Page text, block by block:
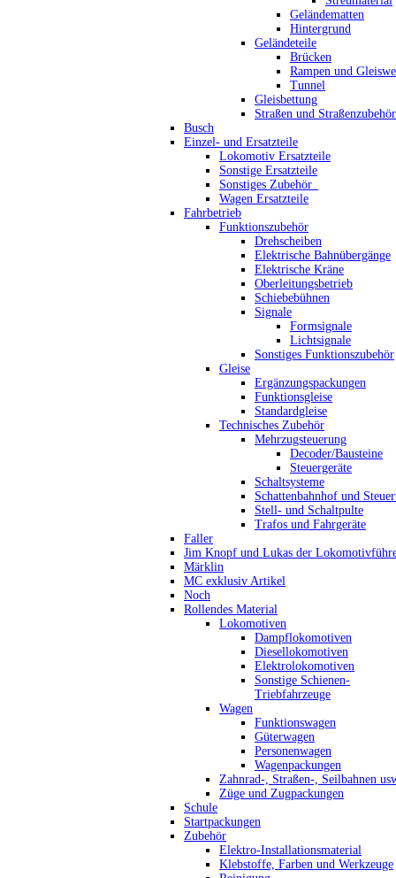
Geländematten
Hintergrund
Geländeteile
Brücken
Rampen und
Tunnel
Gleisbettung
Straßen und Straßenzubehör
Busch
Einzel- und Ersatzteile
Lokomotiv Ersatzteile
Sonstige Ersatzteile
Sonstiges Zubehör_
Wagen Ersatzteile
Fahrbetrieb
Funktionszubehör
Drehscheiben
Elektrische Bahnübergänge
Elektrische Kräne
Oberleitungsbetrieb
Schiebebühnen
Signale
Formsignale
Lichtsignale
Sonstiges Funktionszubehör
Gleise
Ergänzungspackungen
Funktionsgleise
Standardgleise
Technisches Zubehör
Mehrzugsteuerung
Decoder/Bausteine
Steuergeräte
Schaltsysteme
Schattenbahnhof und
Stell- und Schaltpulte
Trafos und Fahrgeräte
Faller
Jim Knopf und Lukas der
Märklin
MC exklusiv Artikel
Noch
Rollendes Material
Lokomotiven
Dampflokomotiven
Diesellokomotiven
Elektrolokomotiven
Sonstige Schienen-
Triebfahrzeuge
Wagen
Funktionswagen
Güterwagen
Personenwagen
Wagenpackungen
Zahnrad-, Straßen-, Seilbahnen
Züge und Zugpackungen
Schule
Startpackungen
Zubehör
Elektro-Installationsmaterial
Klebstoffe, Farben und Werkzeuge